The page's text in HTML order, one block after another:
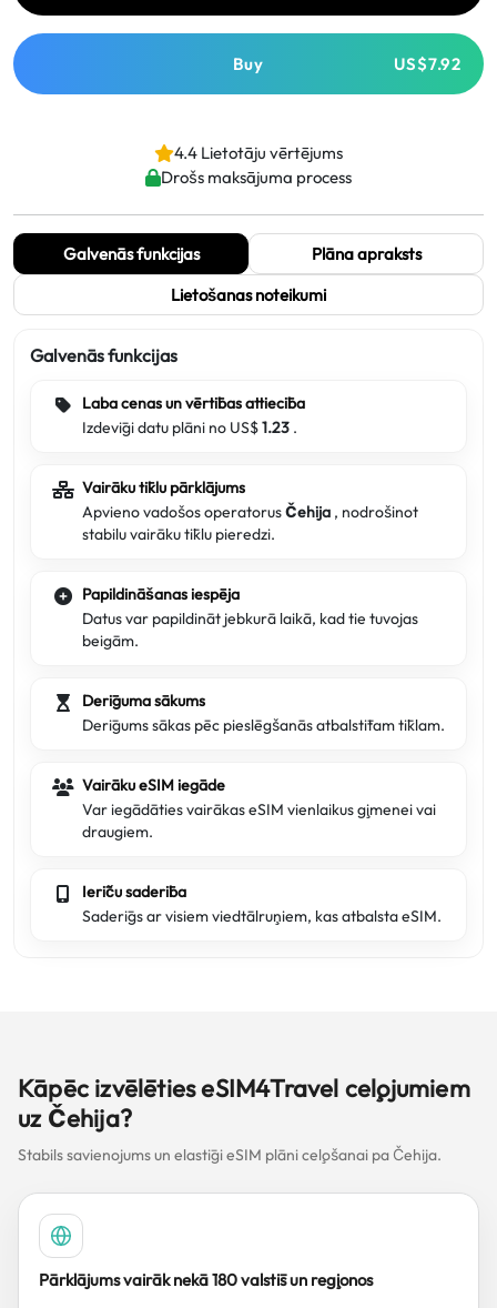
Buy US$7.92
4.4 Lietotāju vērtējums
Drošs maksājuma process
Galvenās funkcijas
Plāna apraksts
Lietošanas noteikumi
Galvenās funkcijas
Laba cenas un vērtības attiecība
Izdevīgi datu plāni no US$1.23 .
Vairāku tīklu pārklājums
Apvieno vadošos operatorusČehija , nodrošinot
stabilu vairāku tīklu pieredzi.
Papildināšanas iespēja
Datus var papildināt jebkurā laikā, kad tie tuvojas
beigām.
Derīguma sākums
Derīgums sākas pēc pieslēgšanās atbalstītam tīklam.
Vairāku eSIM iegāde
Var iegādāties vairākas eSIM vienlaikus ģimenei vai
draugiem.
Ierīču saderība
Saderīgs ar visiem viedtālruņiem, kas atbalsta eSIM.
Kāpēc izvēlēties eSIM4Travel ceļojumiem
uz Čehija?
Stabils savienojums un elastīgi eSIM plāni ceļošanai pa Čehija.
Pārklājums vairāk nekā 180 valstīs un reģionos